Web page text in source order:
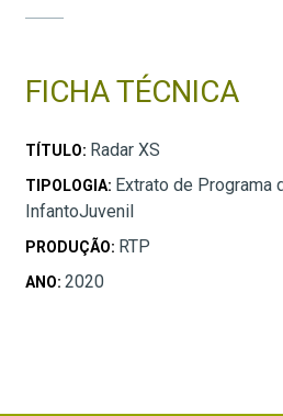
FICHA TÉCNICA
TÍTULO: Radar XS
TIPOLOGIA: Extrato de Programa
InfantoJuvenil
PRODUÇÃO: RTP
ANO: 2020